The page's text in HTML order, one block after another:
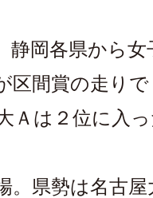
岡各県から女
区間賞の走り
Ａは２位に入
県勢は名古屋